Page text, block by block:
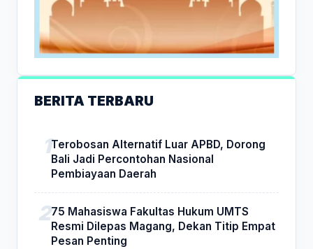
BERITA TERBARU
Terobosan Alternatif Luar APBD, Dorong
Bali Jadi Percontohan Nasional
Pembiayaan Daerah
75 Mahasiswa Fakultas Hukum UMTS
Resmi Dilepas Magang, Dekan Titip Empat
Pesan Penting